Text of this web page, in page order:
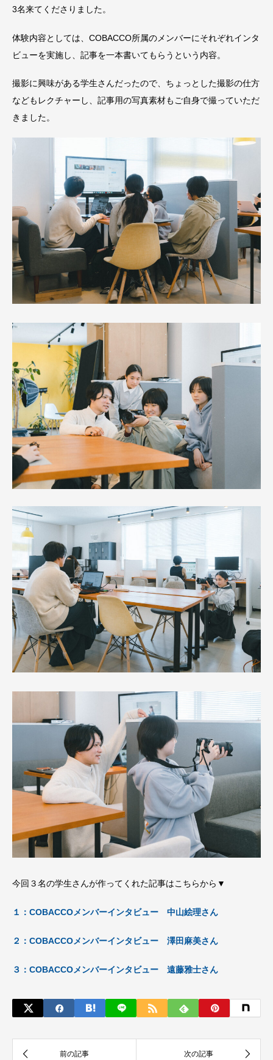
3名来てくださりました。
体験内容としては、COBACCO所属のメンバーにそれぞれインタ
ビューを実施し、記事を一本書いてもらうという内容。
撮影に興味がある学生さんだったので、ちょっとした撮影の仕方
などもレクチャーし、記事用の写真素材もご自身で撮っていただ
きました。
今回３名の学生さんが作ってくれた記事はこちらから▼
１：COBACCOメンバーインタビュー 中山絵理さん
２：COBACCOメンバーインタビュー 澤田麻美さん
３：COBACCOメンバーインタビュー 遠藤雅士さん